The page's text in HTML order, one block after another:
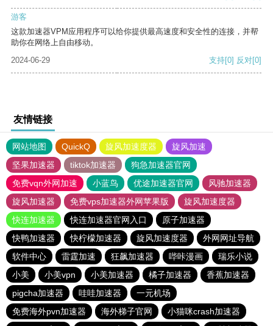
游客
这款加速器VPM应用程序可以给你提供最高速度和安全性的连接，并帮
助你在网络上自由移动。
2024-06-29
支持[0] 反对[0]
友情链接
网站地图 QuickQ 旋风加速度器
旋风加速
坚果加速器
tiktok加速器
狗急加速器官网
免费vqn外网加速
小蓝鸟 优途加速器官网
风驰加速器
旋风加速器
免费vps加速器外网苹果版
旋风加速度器
快连加速器
快连加速器官网入口
原子加速器
快鸭加速器
快柠檬加速器 旋风加速度器
外网网址导航
软件中心
雷霆加速 狂飙加速器 哔咔漫画
瑞乐小说
小美
小美vpn 小美加速器 橘子加速器
香蕉加速器
pigcha加速器
哇哇加速器
一元机场
免费海外pvn加速器
海外梯子官网
小猫咪crash加速器